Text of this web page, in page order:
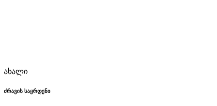
ახალი
ძრავის საყრდენი